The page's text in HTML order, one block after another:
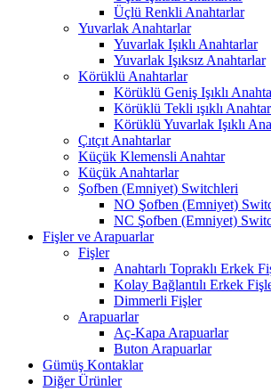
Üçlü Renkli Anahtarlar
Yuvarlak Anahtarlar
Yuvarlak Işıklı Anahtarlar
Yuvarlak Işıksız Anahtarlar
Körüklü Anahtarlar
Körüklü Geniş Işıklı
Körüklü Tekli ışıklı
Körüklü Yuvarlak Işıklı
Çıtçıt Anahtarlar
Küçük Klemensli Anahtar
Küçük Anahtarlar
Şofben (Emniyet) Switchleri
NO Şofben (Emniyet)
NC Şofben (Emniyet)
Fişler ve Arapuarlar
Fişler
Anahtarlı Topraklı Erkek
Kolay Bağlantılı Erkek
Dimmerli Fişler
Arapuarlar
Aç-Kapa Arapuarlar
Buton Arapuarlar
Gümüş Kontaklar
Diğer Ürünler